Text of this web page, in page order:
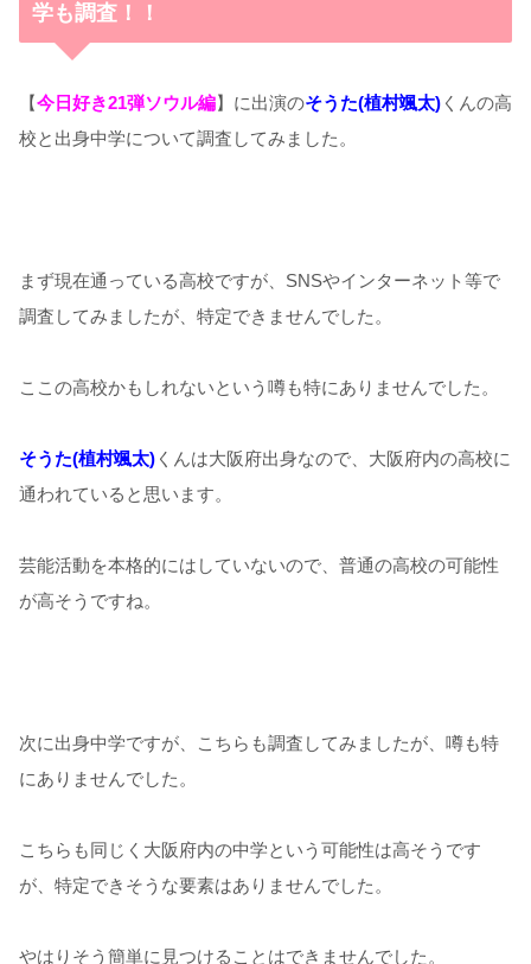
学も調査！！
【今日好き21弾ソウル編】に出演のそうた(植村颯太) くんの高
校と出身中学について調査してみました。
まず現在通っている高校ですが、SNSやインターネット等で
調査してみましたが、特定できませんでした。
ここの高校かもしれないという噂も特にありませんでした。
そうた(植村颯太) くんは大阪府出身なので、大阪府内の高校に
通われていると思います。
芸能活動を本格的にはしていないので、普通の高校の可能性
が高そうですね。
次に出身中学ですが、こちらも調査してみましたが、噂も特
にありませんでした。
こちらも同じく大阪府内の中学という可能性は高そうです
が、特定できそうな要素はありませんでした。
やはりそう簡単に見つけることはできませんでした。